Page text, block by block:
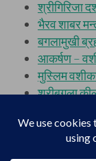
Footer